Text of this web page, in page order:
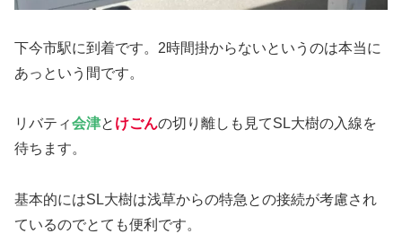
下今市駅に到着です。2時間掛からないというのは本当に
あっという間です。
リバティ会津と けごんの切り離しも見てSL大樹の入線を
待ちます。
基本的にはSL大樹は浅草からの特急との接続が考慮され
ているのでとても便利です。